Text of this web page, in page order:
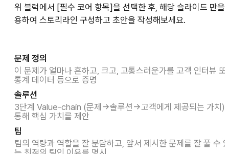
위 블럭에서 [필수 코어 항목]을 선택한 후, 해당 슬라이드 만을
용하여 스토리라인 구성하고 초안을 작성해보세요.
문제 정의
이 문제가 얼마나 흔하고, 크고, 고통스러운가를 고객 인터뷰 또
통계 데이터 등으로 증명
솔루션
3단계 Value-chain (문제→솔루션→고객에게 제공되는 가치)
통해 핵심 가치를 제안
팀
팀의 역량과 역할을 잘 분담하고, 앞서 제시한 문제를 잘 풀 수